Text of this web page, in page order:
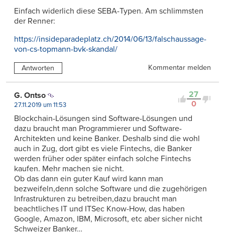
Einfach widerlich diese SEBA-Typen. Am schlimmsten
der Renner:
https://insideparadeplatz.ch/2014/06/13/falschaussage-
von-cs-topmann-bvk-skandal/
Antworten Kommentar melden
27
0
G. Ontso
27.11.2019 um 11:53
Blockchain-Lösungen sind Software-Lösungen und
dazu braucht man Programmierer und Software-
Architekten und keine Banker. Deshalb sind die wohl
auch in Zug, dort gibt es viele Fintechs, die Banker
werden früher oder später einfach solche Fintechs
kaufen. Mehr machen sie nicht.
Ob das dann ein guter Kauf wird kann man
bezweifeln,denn solche Software und die zugehörigen
Infrastrukturen zu betreiben,dazu braucht man
beachtliches IT und ITSec Know-How, das haben
Google, Amazon, IBM, Microsoft, etc aber sicher nicht
Schweizer Banker…